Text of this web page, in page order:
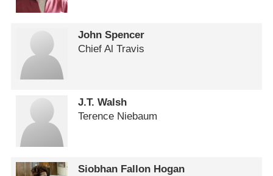
John Spencer
Chief Al Travis
J.T. Walsh
Terence Niebaum
Siobhan Fallon Hogan